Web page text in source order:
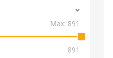
Max: 891
891